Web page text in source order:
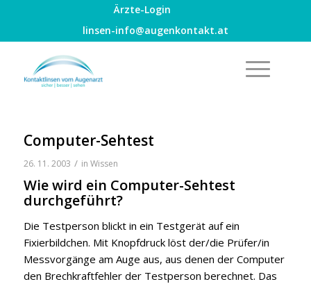
Ärzte-Login
linsen-info@augenkontakt.at
Computer-Sehtest
26. 11. 2003 / in Wissen
Wie wird ein Computer-Sehtest
durchgeführt?
Die Testperson blickt in ein Testgerät auf ein
Fixierbildchen. Mit Knopfdruck löst der/die Prüfer/in
Messvorgänge am Auge aus, aus denen der Computer
den Brechkraftfehler der Testperson berechnet. Das